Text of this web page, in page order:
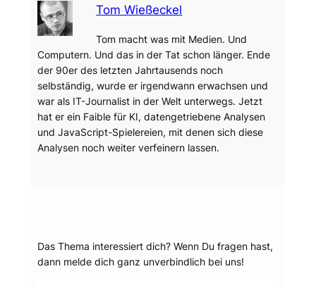
Tom Wießeckel
Tom macht was mit Medien. Und
Computern. Und das in der Tat schon länger. Ende
der 90er des letzten Jahrtausends noch
selbständig, wurde er irgendwann erwachsen und
war als IT-Journalist in der Welt unterwegs. Jetzt
hat er ein Faible für KI, datengetriebene Analysen
und JavaScript-Spielereien, mit denen sich diese
Analysen noch weiter verfeinern lassen.
Das Thema interessiert dich? Wenn Du fragen hast,
dann melde dich ganz unverbindlich bei uns!